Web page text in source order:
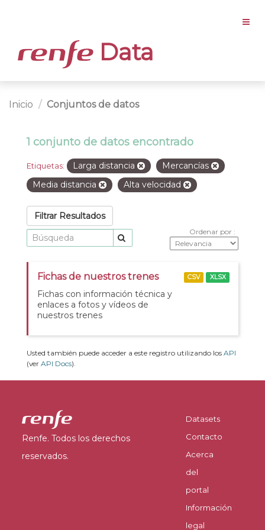
Data
Inicio Conjuntos de datos
1 conjunto de datos encontrado
Etiquetas: Larga distancia
Mercancías
Media distancia
Alta velocidad
Filtrar Resultados
Ordenar por
Fichas de nuestros trenes
Fichas con información técnica y
enlaces a fotos y vídeos de
nuestros trenes
CSV XLSX
Usted también puede acceder a este registro utilizando los API
(ver API Docs).
Renfe. Todos los derechos
reservados.
Datasets
Contacto
Acerca
del
portal
Información
legal